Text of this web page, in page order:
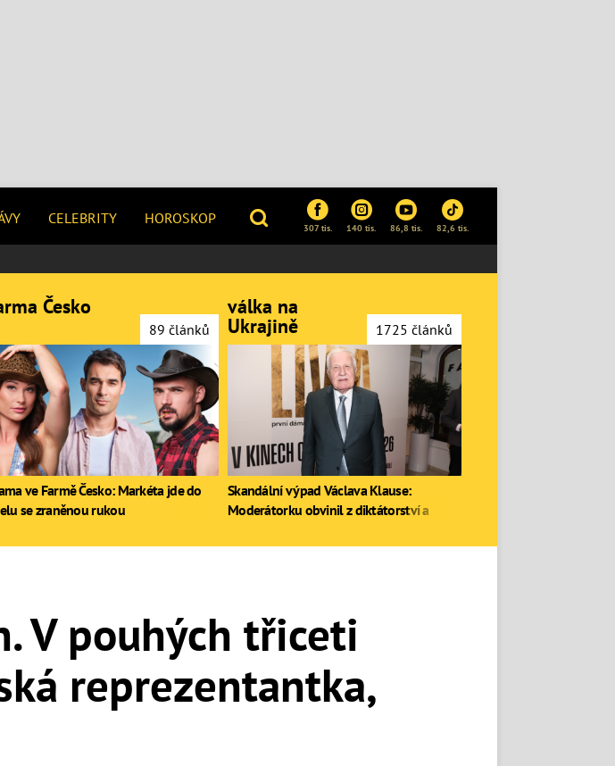
CELEBRITY HOROSKOP
307 tis. 140 tis. 86,8 tis. 82,6 tis.
V pouhých třiceti
reprezentantka,
Česko
89 článků
ve Farmě Česko: Markéta jde do
se zraněnou rukou
válka na
Ukrajině 1725 článků
Skandální výpad Václava Klause:
Moderátorku obvinil z diktátorství a